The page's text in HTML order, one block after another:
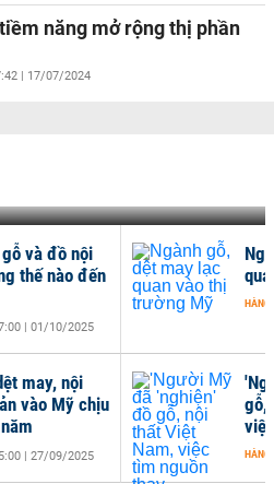
năng mở rộng thị phần
| 17/07/2024
gỗ,
HÀNG
và đồ nội
thế nào đến
| 01/10/2025
may, nội
vào Mỹ chịu
| 27/09/2025
HÀNG